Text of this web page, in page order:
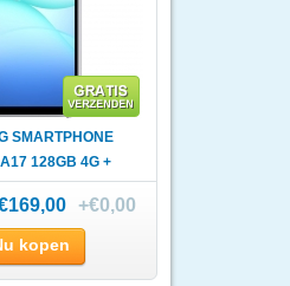
SMARTPHONE
128GB 4G +
CASE
+€0,00
kopen